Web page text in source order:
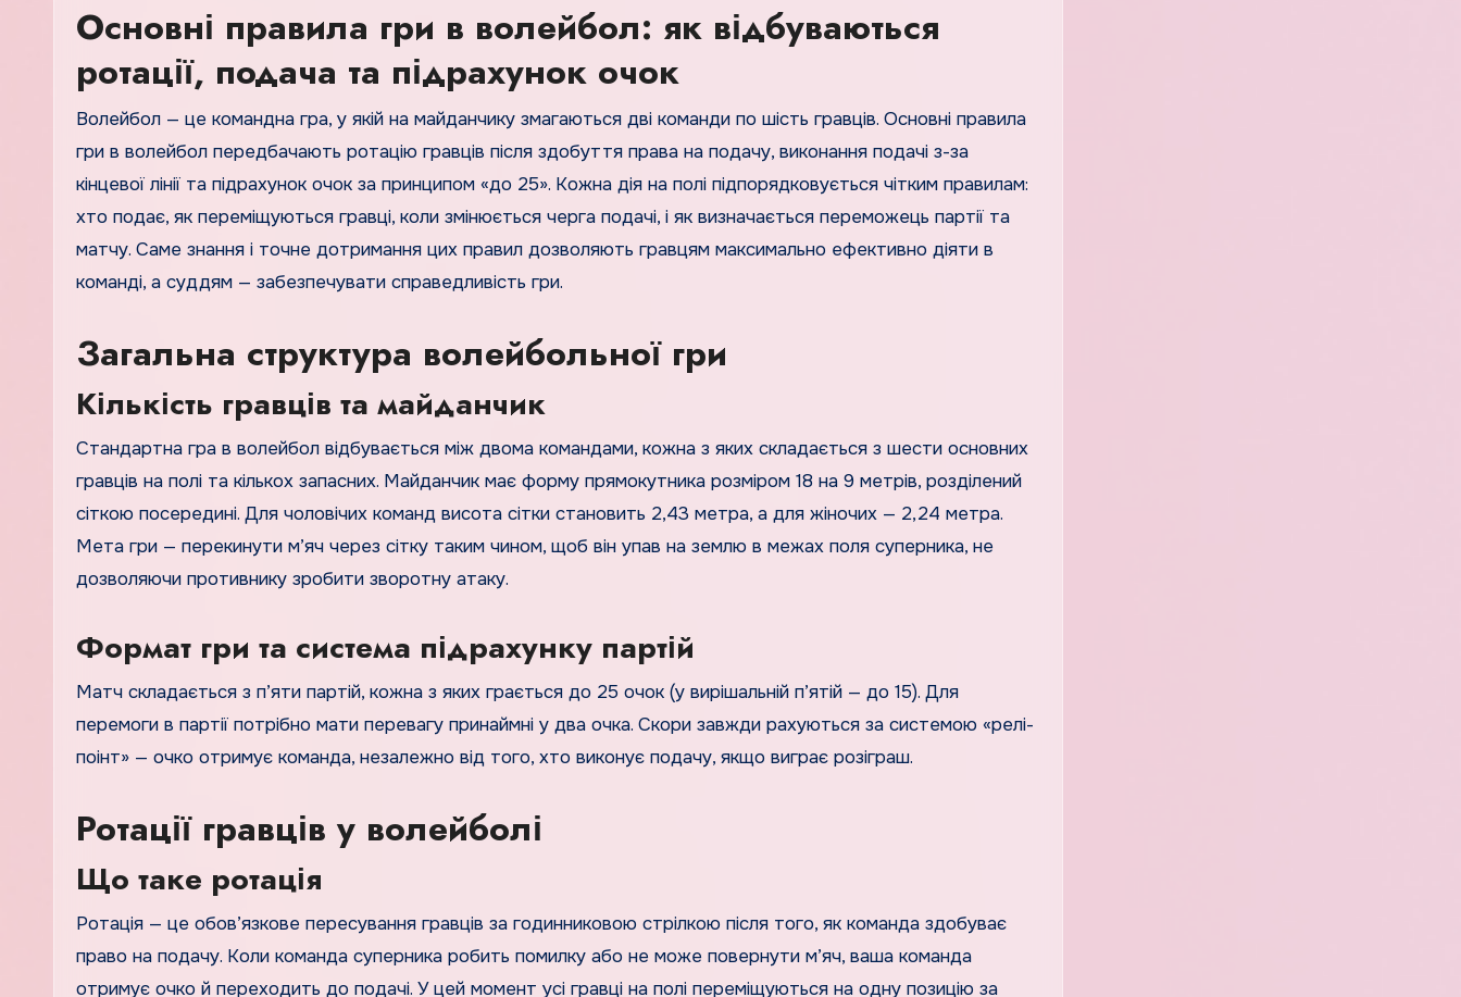
Основні правила гри в волейбол: як відбуваються
ротації, подача та підрахунок очок
Волейбол — це командна гра, у якій на майданчику змагаються дві команди по шість гравців. Основні правила
гри в волейбол передбачають ротацію гравців після здобуття права на подачу, виконання подачі з-за
кінцевої лінії та підрахунок очок за принципом «до 25». Кожна дія на полі підпорядковується чітким правилам:
хто подає, як переміщуються гравці, коли змінюється черга подачі, і як визначається переможець партії та
матчу. Саме знання і точне дотримання цих правил дозволяють гравцям максимально ефективно діяти в
команді, а суддям — забезпечувати справедливість гри.
Загальна структура волейбольної гри
Кількість гравців та майданчик
Стандартна гра в волейбол відбувається між двома командами, кожна з яких складається з шести основних
гравців на полі та кількох запасних. Майданчик має форму прямокутника розміром 18 на 9 метрів, розділений
сіткою посередині. Для чоловічих команд висота сітки становить 2,43 метра, а для жіночих — 2,24 метра.
Мета гри — перекинути м’яч через сітку таким чином, щоб він упав на землю в межах поля суперника, не
дозволяючи противнику зробити зворотну атаку.
Формат гри та система підрахунку партій
Матч складається з п’яти партій, кожна з яких грається до 25 очок (у вирішальній п’ятій — до 15). Для
перемоги в партії потрібно мати перевагу принаймні у два очка. Скори завжди рахуються за системою «релі-
поінт» — очко отримує команда, незалежно від того, хто виконує подачу, якщо виграє розіграш.
Ротації гравців у волейболі
Що таке ротація
Ротація — це обов’язкове пересування гравців за годинниковою стрілкою після того, як команда здобуває
право на подачу. Коли команда суперника робить помилку або не може повернути м’яч, ваша команда
отримує очко й переходить до подачі. У цей момент усі гравці на полі переміщуються на одну позицію за